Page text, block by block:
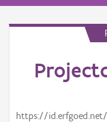
https://id.erfgoed.net/